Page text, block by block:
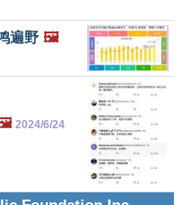
遍野 🖼️
2024/6/24